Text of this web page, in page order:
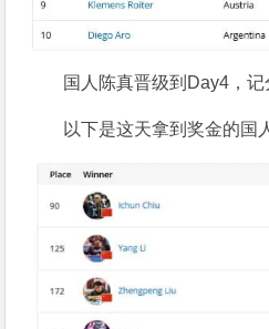
国人陈真晋级到Day4，记
以下是这天拿到奖金的国